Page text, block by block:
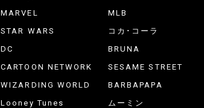
MARVEL
STAR WARS
DC
CARTOON NETWORK
WIZARDING WORLD
Looney Tunes
MLB
コカ･コーラ
BRUNA
SESAME STREET
BARBAPAPA
ムーミン